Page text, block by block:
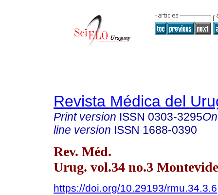
Revista Médica del
Print version ISSN 0303-3295
line version ISSN 1688-0390
Rev. Méd.
Urug. vol.34 no.3
https://doi.org/10.29193/rmu.34.3.6